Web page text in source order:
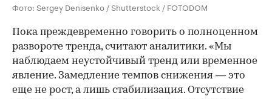
Фото: Sergey Denisenko / Shutterstock / FOTODOM
Пока преждевременно говорить о полноценном
развороте тренда, считают аналитики. «Мы
наблюдаем неустойчивый тренд или временное
явление. Замедление темпов снижения — это
еще не рост, а лишь стабилизация. Отсутствие